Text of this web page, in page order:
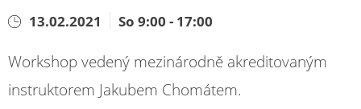
13.02.2021 So 9:00 - 17:00
Workshop vedený mezinárodně akreditovaným
instruktorem Jakubem Chomátem.